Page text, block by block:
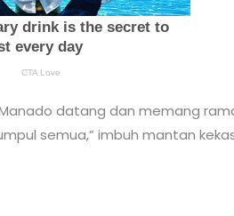
datang dan memang
semua,” imbuh mantan